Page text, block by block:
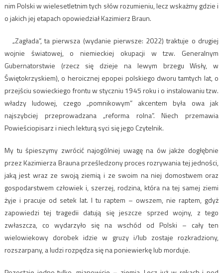
nim Polski w wielesetletnim tych słów rozumieniu, lecz wskażmy gdzie i
o jakich jej etapach opowiedział Kazimierz Braun.
„Zagłada”, ta pierwsza (wydanie pierwsze: 2022) traktuje o drugiej
wojnie światowej, o niemieckiej okupacji w tzw. Generalnym
Gubernatorstwie (rzecz się dzieje na lewym brzegu Wisły, w
Świętokrzyskiem), o heroicznej epopei polskiego dworu tamtych lat, o
przejściu sowieckiego frontu w styczniu 1945 roku i o instalowaniu tzw.
władzy ludowej, czego „pomnikowym” akcentem była owa jak
najszybciej przeprowadzana „reforma rolna”. Niech przemawia
Powieściopisarz i niech lekturą syci się jego Czytelnik.
My tu śpieszymy zwrócić najogólniej uwagę na ów jakże dogłębnie
przez Kazimierza Brauna prześledzony proces rozrywania tej jedności,
jaką jest wraz ze swoją ziemią i ze swoim na niej domostwem oraz
gospodarstwem człowiek i, szerzej, rodzina, która na tej samej ziemi
żyje i pracuje od setek lat. I tu raptem – owszem, nie raptem, gdyż
zapowiedzi tej tragedii datują się jeszcze sprzed wojny, z tego
zwłaszcza, co wydarzyło się na wschód od Polski – cały ten
wielowiekowy dorobek idzie w gruzy i/lub zostaje rozkradziony,
rozszarpany, a ludzi rozpędza się na poniewierkę lub morduje.